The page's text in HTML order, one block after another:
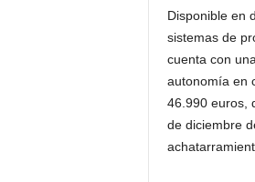
Disponible en
sistemas de
cuenta con
autonomía en
46.990 euros,
de diciembre